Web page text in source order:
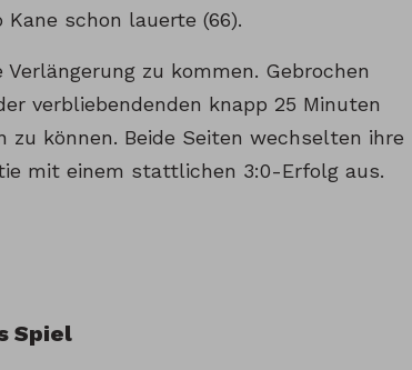
schon lauerte (66).
zu kommen. Gebrochen
verbliebendenden knapp 25 Minuten
zu können. Beide Seiten wechselten ihre
mit einem stattlichen 3:0-Erfolg aus.
Spiel